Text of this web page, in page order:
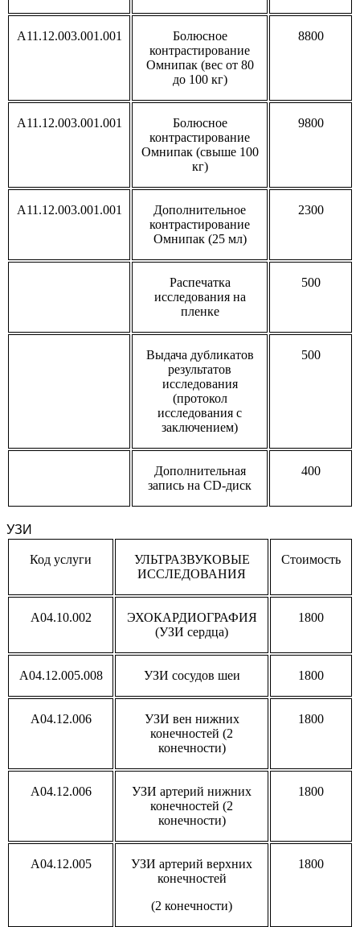
A11.12.003.001.001
Болюсное
контрастирование
Омнипак (вес от 80
до 100 кг)
8800
A11.12.003.001.001
Болюсное
контрастирование
Омнипак (свыше 100
кг)
9800
A11.12.003.001.001
Дополнительное
контрастирование
Омнипак (25 мл)
2300
Распечатка
исследования на
пленке
500
Выдача дубликатов
результатов
исследования
(протокол
исследования с
заключением)
500
Дополнительная
запись на CD-диск
400
УЗИ
Код услуги
УЛЬТРАЗВУКОВЫЕ
ИССЛЕДОВАНИЯ
Стоимость
A04.10.002
ЭХОКАРДИОГРАФИЯ
(УЗИ сердца)
1800
A04.12.005.008 УЗИ сосудов шеи 1800
A04.12.006
УЗИ вен нижних
конечностей (2
конечности)
1800
A04.12.006
УЗИ артерий нижних
конечностей (2
конечности)
1800
A04.12.005
УЗИ артерий верхних
конечностей
(2 конечности)
1800